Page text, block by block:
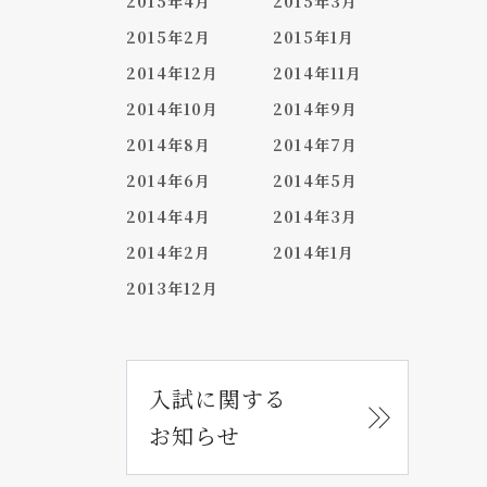
2015年2月
2015年1月
2014年12月
2014年11月
2014年10月
2014年9月
2014年8月
2014年7月
2014年6月
2014年5月
2014年4月
2014年3月
2014年2月
2014年1月
2013年12月
入試に関する
お知らせ